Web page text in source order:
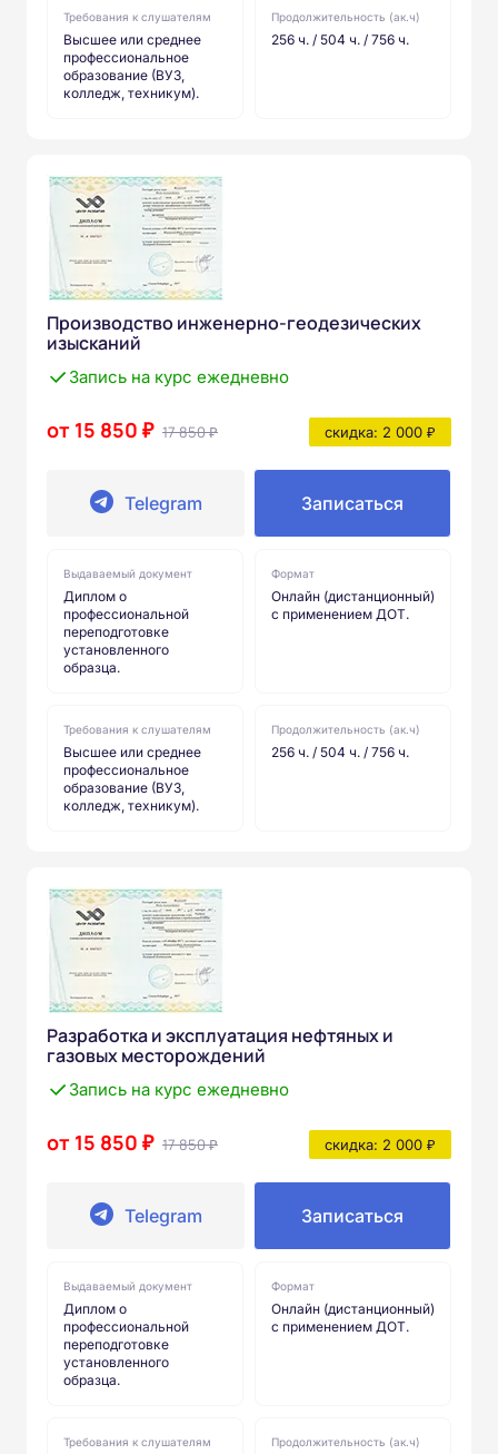
Требования к слушателям
Высшее или среднее
профессиональное
образование (ВУЗ,
колледж, техникум).
Продолжительность (ак.ч)
256 ч. / 504 ч. / 756 ч.
Производство инженерно-геодезических
изысканий
Запись на курс ежедневно
от 15 850 ₽ 17 850 ₽ скидка: 2 000 ₽
Telegram Записаться
Выдаваемый документ
Диплом о
профессиональной
переподготовке
установленного
образца.
Формат
Онлайн (дистанционный)
с применением ДОТ.
Требования к слушателям
Высшее или среднее
профессиональное
образование (ВУЗ,
колледж, техникум).
Продолжительность (ак.ч)
256 ч. / 504 ч. / 756 ч.
Разработка и эксплуатация нефтяных и
газовых месторождений
Запись на курс ежедневно
от 15 850 ₽ 17 850 ₽ скидка: 2 000 ₽
Telegram Записаться
Выдаваемый документ
Диплом о
профессиональной
переподготовке
установленного
образца.
Формат
Онлайн (дистанционный)
с применением ДОТ.
Требования к слушателям Продолжительность (ак.ч)